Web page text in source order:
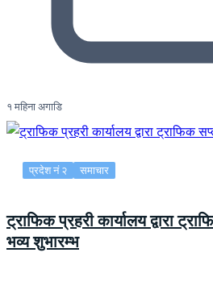
१ महिना अगाडि
प्रदेश नं २ समाचार
ट्राफिक प्रहरी कार्यालय द्वारा
भव्य शुभारम्भ